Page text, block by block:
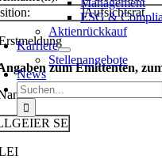
Management
ESG &
Aktienrückkauf
Karriere
Stellenangebote
News
Suche
nach:
Aufsichtsrat
zum Emittenten,
SE